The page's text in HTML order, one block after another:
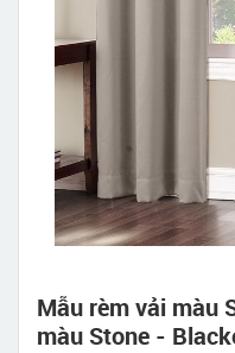
Mẫu rèm vải màu
màu Stone -